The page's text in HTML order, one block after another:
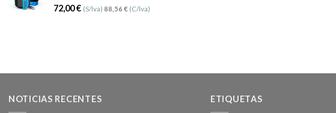
72,00€ (S/Iva) 88,56 € (C/Iva)
NOTICIAS RECENTES ETIQUETAS